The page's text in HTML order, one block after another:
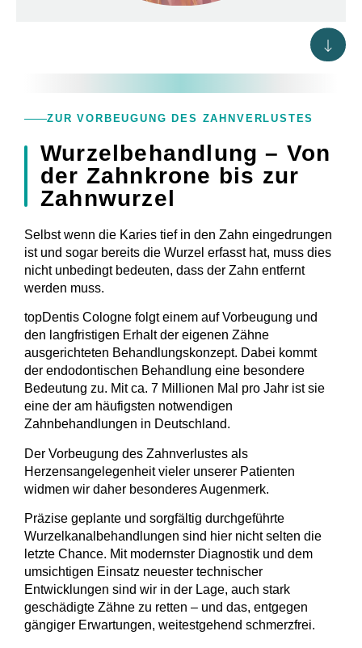
ZUR VORBEUGUNG DES ZAHNVERLUSTES
Wurzelbehandlung – Von
der Zahnkrone bis zur
Zahnwurzel
Selbst wenn die Karies tief in den Zahn eingedrungen
ist und sogar bereits die Wurzel erfasst hat, muss dies
nicht unbedingt bedeuten, dass der Zahn entfernt
werden muss.
topDentis Cologne folgt einem auf Vorbeugung und
den langfristigen Erhalt der eigenen Zähne
ausgerichteten Behandlungskonzept. Dabei kommt
der endodontischen Behandlung eine besondere
Bedeutung zu. Mit ca. 7 Millionen Mal pro Jahr ist sie
eine der am häufigsten notwendigen
Zahnbehandlungen in Deutschland.
Der Vorbeugung des Zahnverlustes als
Herzensangelegenheit vieler unserer Patienten
widmen wir daher besonderes Augenmerk.
Präzise geplante und sorgfältig durchgeführte
Wurzelkanalbehandlungen sind hier nicht selten die
letzte Chance. Mit modernster Diagnostik und dem
umsichtigen Einsatz neuester technischer
Entwicklungen sind wir in der Lage, auch stark
geschädigte Zähne zu retten – und das, entgegen
gängiger Erwartungen, weitestgehend schmerzfrei.